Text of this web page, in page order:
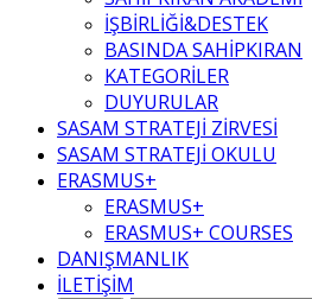
İŞBİRLİĞİ&DESTEK
BASINDA SAHİPKIRAN
KATEGORİLER
DUYURULAR
SASAM STRATEJİ ZİRVESİ
SASAM STRATEJİ OKULU
ERASMUS+
ERASMUS+
ERASMUS+ COURSES
DANIŞMANLIK
İLETİŞİM